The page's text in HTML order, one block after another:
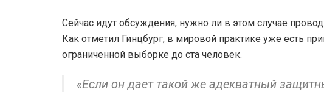
Сейчас идут обсуждения, нужно ли в этом случае
Как отметил Гинцбург, в мировой практике уже есть
ограниченной выборке до ста человек.
«Если он дает такой же адекватный